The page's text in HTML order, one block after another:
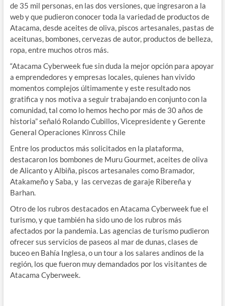
de 35 mil personas, en las dos versiones, que ingresaron a la
web y que pudieron conocer toda la variedad de productos de
Atacama, desde aceites de oliva, piscos artesanales, pastas de
aceitunas, bombones, cervezas de autor, productos de belleza,
ropa, entre muchos otros más.
“Atacama Cyberweek fue sin duda la mejor opción para apoyar
a emprendedores y empresas locales, quienes han vivido
momentos complejos últimamente y este resultado nos
gratifica y nos motiva a seguir trabajando en conjunto con la
comunidad, tal como lo hemos hecho por más de 30 años de
historia” señaló Rolando Cubillos, Vicepresidente y Gerente
General Operaciones Kinross Chile
Entre los productos más solicitados en la plataforma,
destacaron los bombones de Muru Gourmet, aceites de oliva
de Alicanto y Albiña, piscos artesanales como Bramador,
Atakameño y Saba, y las cervezas de garaje Ribereña y
Barhan.
Otro de los rubros destacados en Atacama Cyberweek fue el
turismo, y que también ha sido uno de los rubros más
afectados por la pandemia. Las agencias de turismo pudieron
ofrecer sus servicios de paseos al mar de dunas, clases de
buceo en Bahía Inglesa, o un tour a los salares andinos de la
región, los que fueron muy demandados por los visitantes de
Atacama Cyberweek.